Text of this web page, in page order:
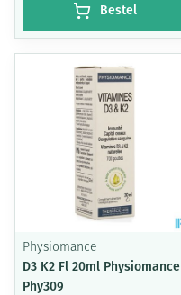
Bestel
Physiomance
D3 K2 Fl 20ml Physiomance
Phy309